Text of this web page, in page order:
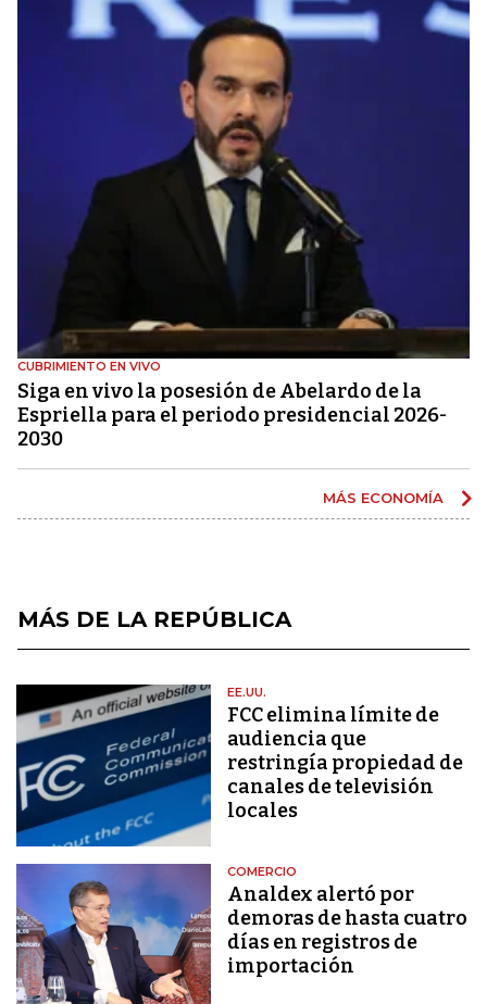
CUBRIMIENTO EN VIVO
Siga en vivo la posesión de Abelardo de la
Espriella para el periodo presidencial 2026-
2030
MÁS ECONOMÍA
MÁS DE LA REPÚBLICA
EE.UU.
FCC elimina límite de
audiencia que
restringía propiedad de
canales de televisión
locales
COMERCIO
Analdex alertó por
demoras de hasta cuatro
días en registros de
importación